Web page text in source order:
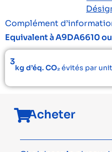
Complément
Equivalent à A9DA6610
3
kg d’éq. CO₂évités par
Acheter